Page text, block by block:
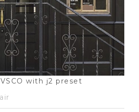
with j2 preset